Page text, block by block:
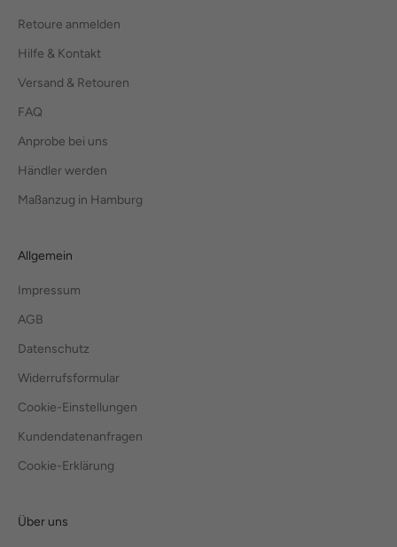
Retoure anmelden
Hilfe & Kontakt
Versand & Retouren
FAQ
Anprobe bei uns
Händler werden
Maßanzug in Hamburg
Allgemein
Impressum
AGB
Datenschutz
Widerrufsformular
Cookie-Einstellungen
Kundendatenanfragen
Cookie-Erklärung
Über uns